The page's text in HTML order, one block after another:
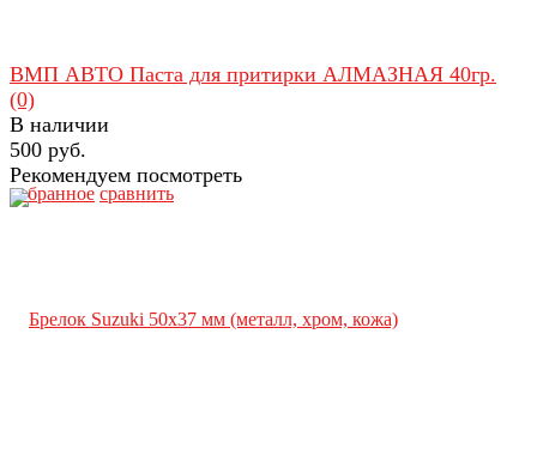
избранное сравнить
ВМП АВТО Паста для притирки АЛМАЗНАЯ 40гр.
(0)
В наличии
500 руб.
Рекомендуем посмотреть